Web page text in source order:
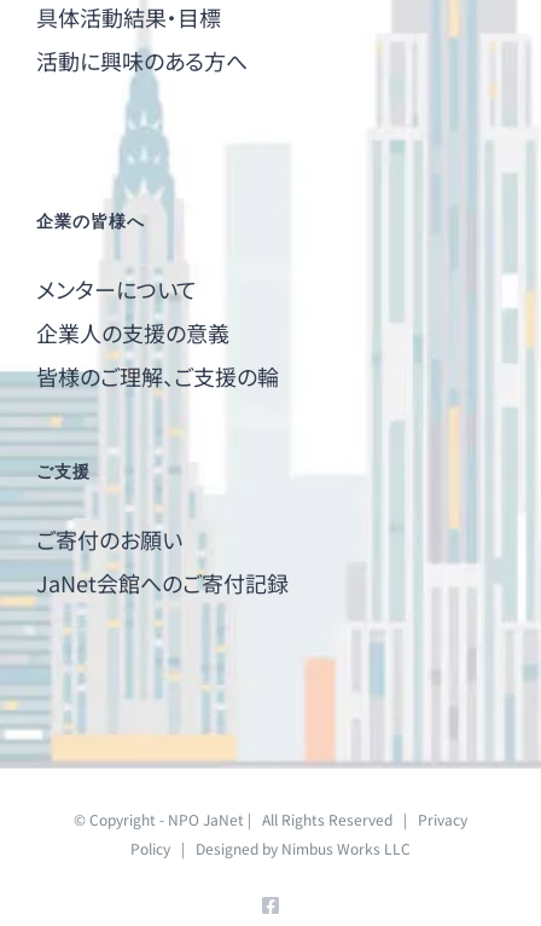
具体活動結果・目標
活動に興味のある方へ
企業の皆様へ
メンターについて
企業人の支援の意義
皆様のご理解、ご支援の輪
ご支援
ご寄付のお願い
JaNet会館へのご寄付記録
© Copyright - NPO JaNet | All Rights Reserved | Privacy
Policy | Designed by Nimbus Works LLC
Facebook